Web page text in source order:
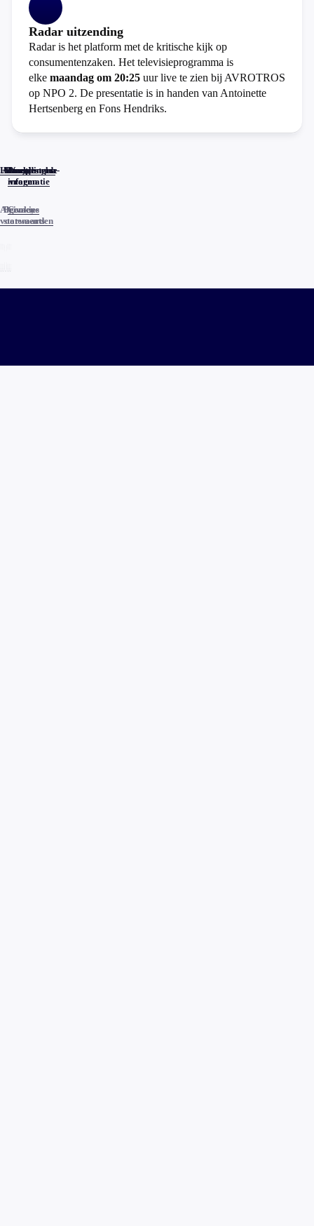
Radar uitzending
Radar is het platform met de kritische kijk op
consumentenzaken. Het televisieprogramma is
elke maandag om 20:25 uur live te zien bij AVROTROS
op NPO 2. De presentatie is in handen van Antoinette
Hertsenberg en Fons Hendriks.
Home
Actueel
Uitzendingen
Reacties
Programma-
informatie
Veelgestelde
vragen
Algemene
voorwaarden
Privacy
statements
Cookies